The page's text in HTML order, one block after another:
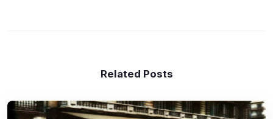
Related Posts